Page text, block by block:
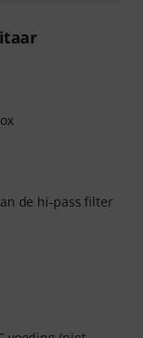
de hi-pass filter